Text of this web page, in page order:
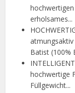
erholsames...
Batist (100%
hochwertige
Füllgewicht...